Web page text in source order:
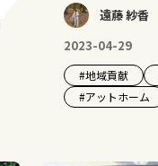
遠藤 紗香
2023-04-29
#地域貢献
#アットホーム